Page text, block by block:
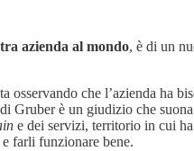
azienda al mondo, è di un
osservando che l’azienda ha
Gruber è un giudizio che
e dei servizi, territorio in cui
farli funzionare bene.